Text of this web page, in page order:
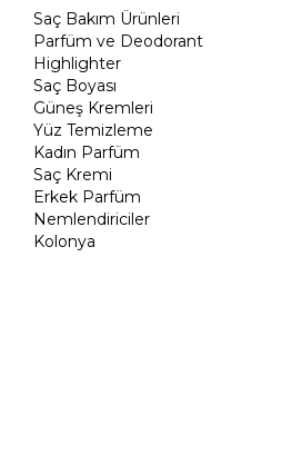
Saç Bakım Ürünleri
Parfüm ve Deodorant
Highlighter
Saç Boyası
Güneş Kremleri
Yüz Temizleme
Kadın Parfüm
Saç Kremi
Erkek Parfüm
Nemlendiriciler
Kolonya